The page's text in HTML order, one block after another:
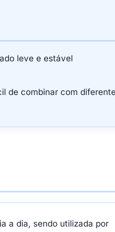
leve e estável
de combinar com
a dia, sendo utilizada por